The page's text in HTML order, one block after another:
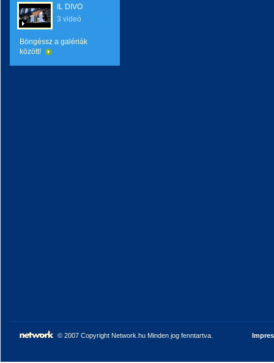
IL DIVO
3 videó
Böngéssz a galériák
között!
© 2007 Copyright Network.hu Minden jog fenntartva.